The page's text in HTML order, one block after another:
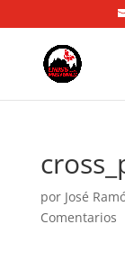
por José
Comentarios